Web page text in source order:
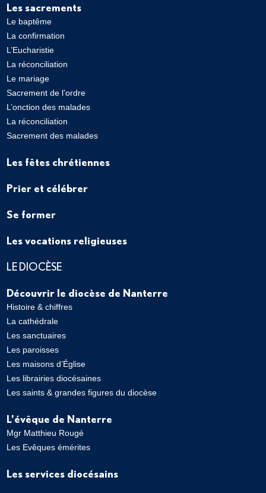
Les sacrements
Le baptême
La confirmation
L’Eucharistie
La réconciliation
Le mariage
Sacrement de l’ordre
L’onction des malades
La réconciliation
Sacrement des malades
Les fêtes chrétiennes
Prier et célébrer
Se former
Les vocations religieuses
LE DIOCÈSE
Découvrir le diocèse de Nanterre
Histoire & chiffres
La cathédrale
Les sanctuaires
Les paroisses
Les maisons d’Église
Les librairies diocésaines
Les saints & grandes figures du diocèse
L’évêque de Nanterre
Mgr Matthieu Rougé
Les Evêques émérites
Les services diocésains